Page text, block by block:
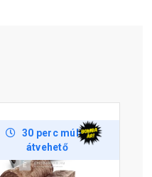
30 perc múlva
átvehető